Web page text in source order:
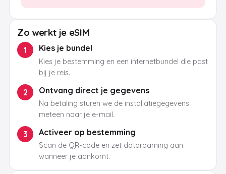
Zo werkt je eSIM
1 Kies je bundel
Kies je bestemming en een internetbundel die past
bij je reis.
2 Ontvang direct je gegevens
Na betaling sturen we de installatiegegevens
meteen naar je e-mail.
3 Activeer op bestemming
Scan de QR-code en zet dataroaming aan
wanneer je aankomt.